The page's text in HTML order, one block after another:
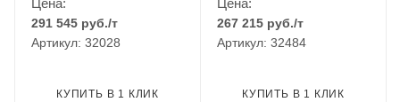
Цена:
291 545 руб./т
Артикул: 32028
КУПИТЬ В 1 КЛИК
Цена:
267 215 руб./т
Артикул: 32484
КУПИТЬ В 1 КЛИК